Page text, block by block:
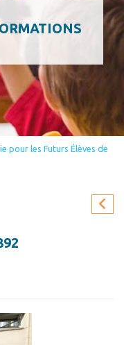
pour les Futurs Élèves de